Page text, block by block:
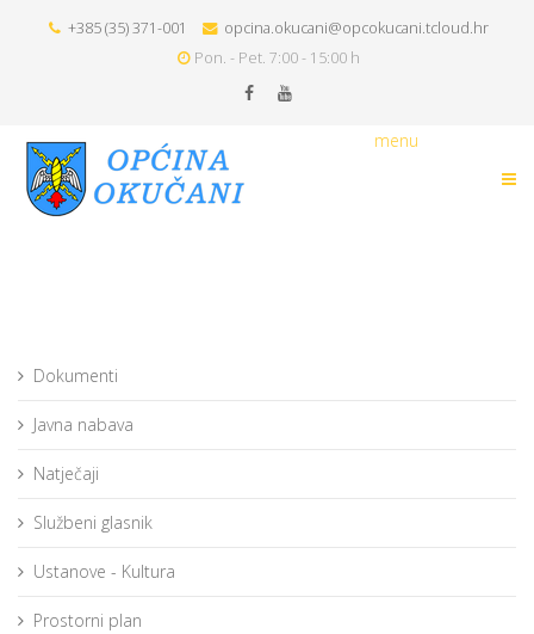
+385 (35) 371-001
opcina.okucani@opcokucani.tcloud.hr
Pon. - Pet. 7:00 - 15:00 h
menu
Dokumenti
Javna nabava
Natječaji
Službeni glasnik
Ustanove - Kultura
Prostorni plan